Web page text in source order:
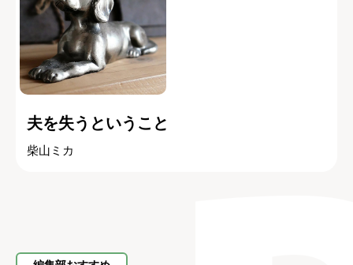
夫を失うということ
柴山ミカ